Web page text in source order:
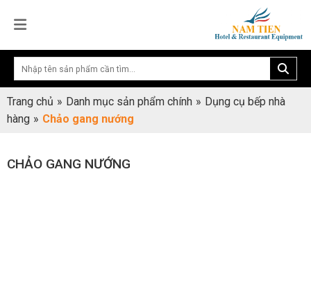
Trang chủ » Danh mục sản phẩm chính » Dụng cụ bếp nhà
hàng » Chảo gang nướng
CHẢO GANG NƯỚNG